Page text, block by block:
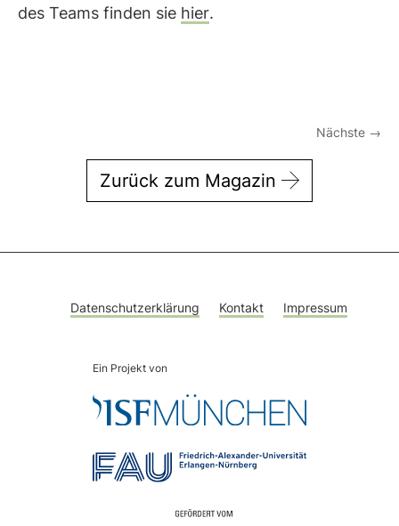
des Teams finden sie hier.
Nächste →
Zurück zum Magazin
Datenschutzerklärung Kontakt Impressum
Ein Projekt von